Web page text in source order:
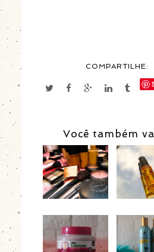
COMPARTILHE:
Você também